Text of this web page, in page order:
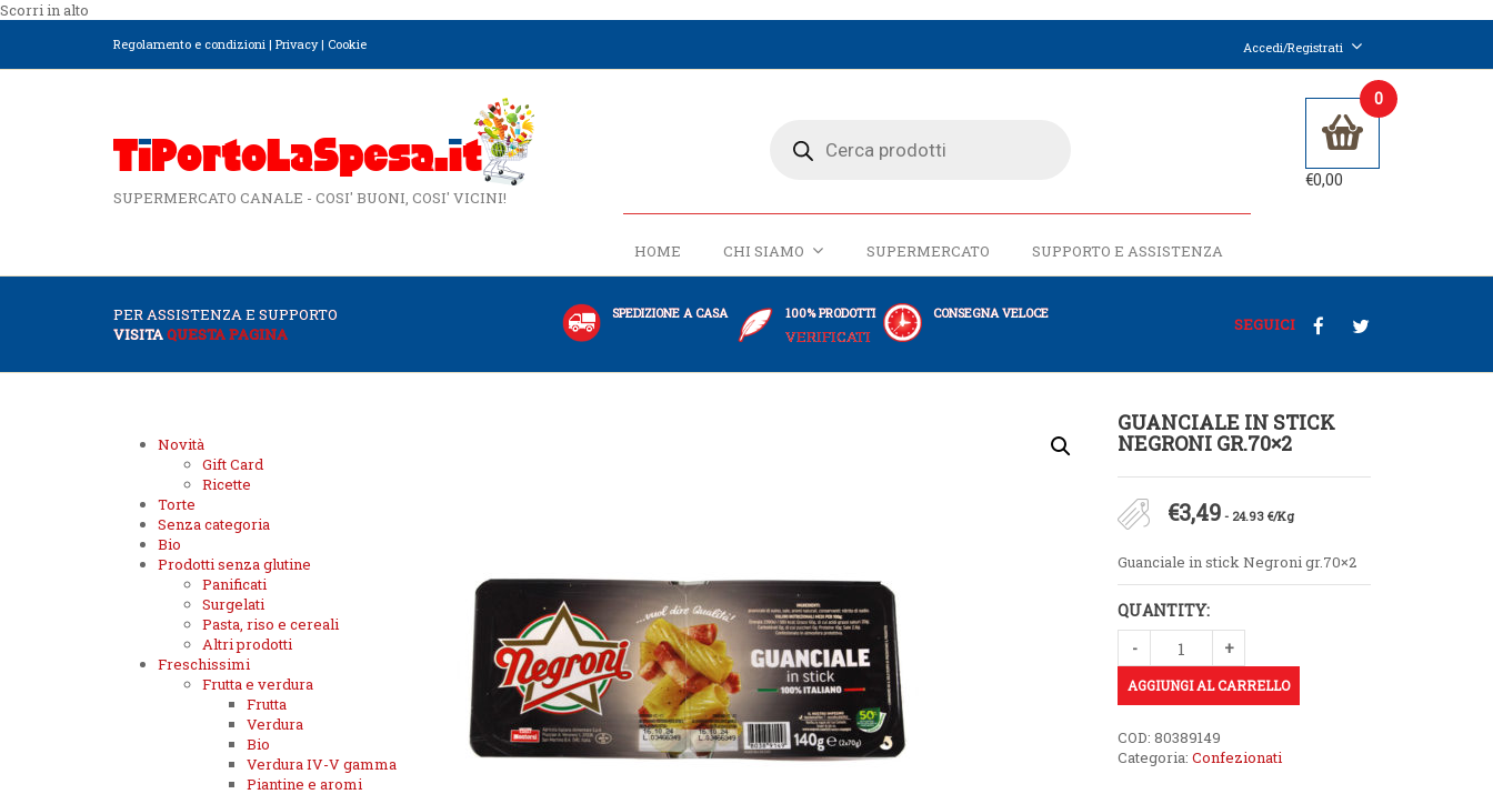
Scorri in alto
Regolamento e condizioni | Privacy| Cookie Accedi/Registrati
SUPERMERCATO CANALE - COSI' BUONI, COSI' VICINI!
HOME CHI SIAMO SUPERMERCATO SUPPORTO E ASSISTENZA
0
€0,00
PER ASSISTENZA E SUPPORTO
VISITAQUESTA PAGINA
SPEDIZIONE A CASA 100% PRODOTTI
VERIFICATI
CONSEGNA VELOCE
SEGUICI
GUANCIALE IN STICK
NEGRONI GR.70×2
€3,49 - 24.93 €/Kg
Guanciale in stick Negroni gr.70×2
QUANTITY:
AGGIUNGI AL CARRELLO
COD:80389149
Categoria:Confezionati
Novità
Gift Card
Ricette
Torte
Senza categoria
Bio
Prodotti senza glutine
Panificati
Surgelati
Pasta, riso e cereali
Altri prodotti
Freschissimi
Frutta e verdura
Frutta
Verdura
Bio
Verdura IV-V gamma
Piantine e aromi